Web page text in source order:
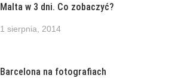
Malta w 3 dni. Co zobaczyć?
1 sierpnia, 2014
Barcelona na fotografiach